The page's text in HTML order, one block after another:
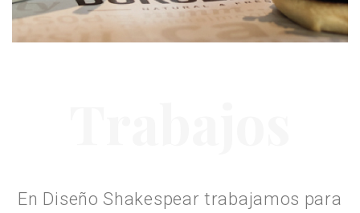
En Diseño Shakespear trabajamos para